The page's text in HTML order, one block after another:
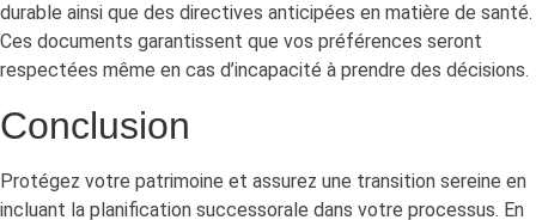
durable ainsi que des directives anticipées en matière de santé.
Ces documents garantissent que vos préférences seront
respectées même en cas d’incapacité à prendre des décisions.
Conclusion
Protégez votre patrimoine et assurez une transition sereine en
incluant la planification successorale dans votre processus. En